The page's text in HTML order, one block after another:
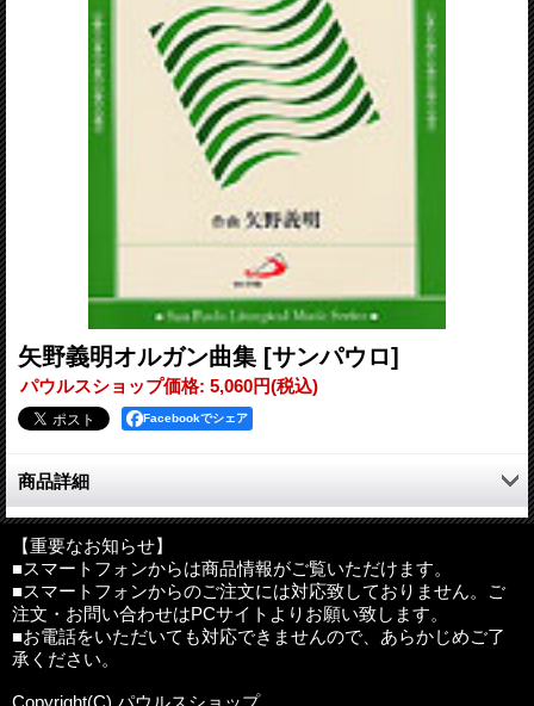
矢野義明オルガン曲集 [サンパウロ]
パウルスショップ価格: 5,060円(税込)
Facebookでシェア
商品詳細
矢野義明のオルガン曲集は、祈りを込めて作られたものです。
喜びや感謝、また葬儀に際して哀悼の気持ちを込めて作られたこ
の曲集は、ふだんの礼拝や、祈りの際の奏楽をはじめ、結婚式や
通夜・葬儀のためにも最適です。また足鍵盤無しに書かれている
本曲集は、初心者の方々にも大いに歓迎していただけるでしょ
う。
【重要なお知らせ】
■スマートフォンからは商品情報がご覧いただけます。
■スマートフォンからのご注文には対応致しておりません。ご
注文・お問い合わせはPCサイトよりお願い致します。
■お電話をいただいても対応できませんので、あらかじめご了
承ください。
Copyright(C) パウルスショップ